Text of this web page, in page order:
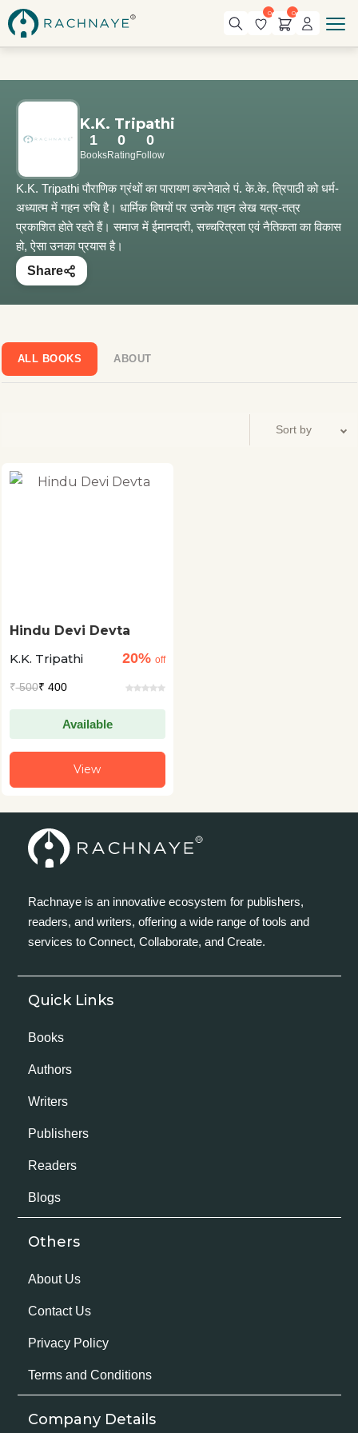
0 0
K.K. Tripathi
1
Books
0
Rating
0
Follow
K.K. Tripathi पौराणिक ग्रंथों का पारायण करनेवाले पं. के.के. त्रिपाठी को धर्म-
अध्यात्म में गहन रुचि है। धार्मिक विषयों पर उनके गहन लेख यत्र-तत्र
प्रकाशित होते रहते हैं। समाज में ईमानदारी, सच्चरित्रता एवं नैतिकता का विकास
हो, ऐसा उनका प्रयास है।
Share
ALL BOOKS ABOUT
Hindu Devi Devta
K.K. Tripathi
20% off
₹500₹ 400
Available
View
Rachnaye is an innovative ecosystem for publishers,
readers, and writers, offering a wide range of tools and
services to Connect, Collaborate, and Create.
Quick Links
Books
Authors
Writers
Publishers
Readers
Blogs
Others
About Us
Contact Us
Privacy Policy
Terms and Conditions
Company Details